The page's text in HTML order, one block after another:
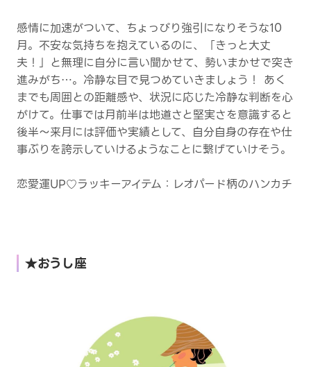
感情に加速がついて、ちょっぴり強引になりそうな10
月。不安な気持ちを抱えているのに、「きっと大丈
夫！」と無理に自分に言い聞かせて、勢いまかせで突き
進みがち…。冷静な目で見つめていきましょう！ あく
までも周囲との距離感や、状況に応じた冷静な判断を心
がけて。仕事では月前半は地道さと堅実さを意識すると
後半～来月には評価や実績として、自分自身の存在や仕
事ぶりを誇示していけるようなことに繋げていけそう。
恋愛運UP♡ラッキーアイテム：レオパード柄のハンカチ
★おうし座